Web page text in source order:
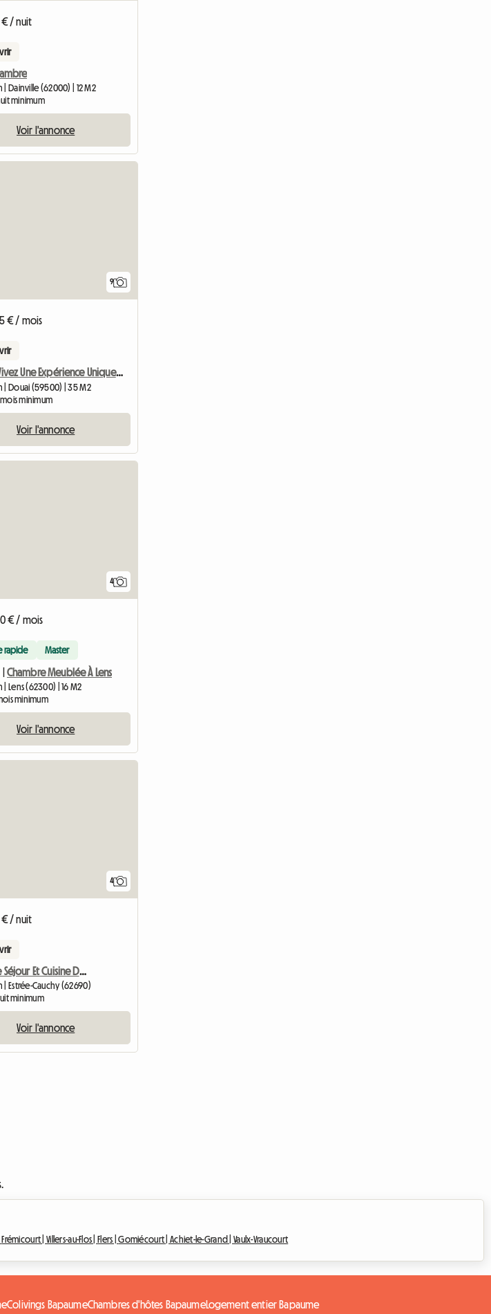
€ / nuit
Dainville (62000) | 12 M2
minimum
Voir l'annonce
9
€ / mois
Vivez Une Expérience Unique Dans La Colocation La Plus Origi
| Douai (59500) | 35 M2
minimum
Voir l'annonce
4
€ / mois
rapide Master
Chambre Meublée À Lens
Lens (62300) | 16 M2
minimum
Voir l'annonce
4
€ / nuit
Chambre Séjour Et Cuisine Dans Un Gîte Rural. Chauffage E
Estrée-Cauchy (62690)
minimum
Voir l'annonce
Frémicourt |Villers-au-Flos | Flers |Gomiécourt | Achiet-le-Grand | Vaulx-Vraucourt
Colivings BapaumeChambres d'hôtes BapaumeLogement entier Bapaume